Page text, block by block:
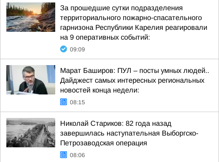
За прошедшие сутки подразделения
территориального пожарно-спасательного
гарнизона Республики Карелия реагировали
на 9 оперативных событий:
09:09
Марат Баширов: ПУЛ – посты умных людей..
Дайджест самых интересных региональных
новостей конца недели:
08:15
Николай Стариков: 82 года назад
завершилась наступательная Выборгско-
Петрозаводская операция
08:06